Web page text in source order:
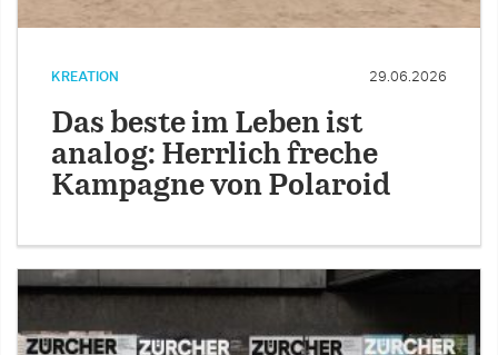
KREATION 29.06.2026
Das beste im Leben ist
analog: Herrlich freche
Kampagne von Polaroid